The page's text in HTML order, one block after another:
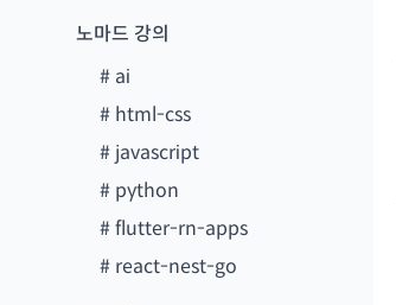
노마드 강의
# ai
# html-css
# javascript
# python
#flutter-rn-apps
# react-nest-go